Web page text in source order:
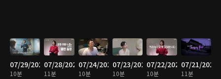
07/29/2026
10분
07/28/2026
11분
07/24/2026
10분
07/23/2026
10분
07/22/2026
10분
07/21/2026
11분